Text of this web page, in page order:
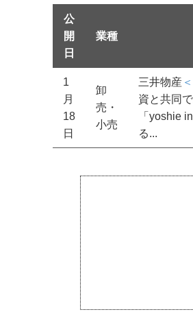
公
開
日
業種
1
月
18
日
卸
売・
小売
三井物産
資と共同
「yoshie
る...